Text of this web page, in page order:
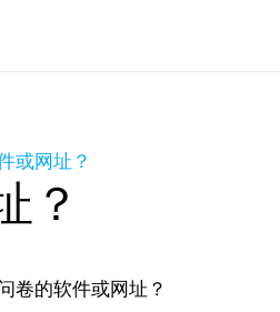
或网址？
？